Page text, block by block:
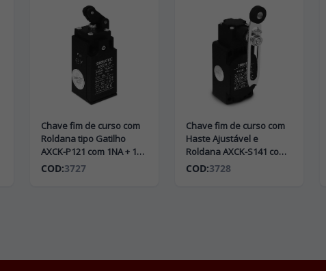
Chave fim de curso com
Roldana tipo Gatilho
AXCK-P121 com 1NA + 1NF
e Corpo Plástico
COD:3727
Chave fim de curso com
Haste Ajustável e
Roldana AXCK-S141 com
1NA + 1NF e Corpo
COD:3728